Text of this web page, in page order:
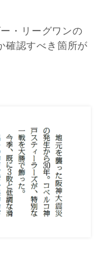
・リーグワンの
確認すべき箇所が